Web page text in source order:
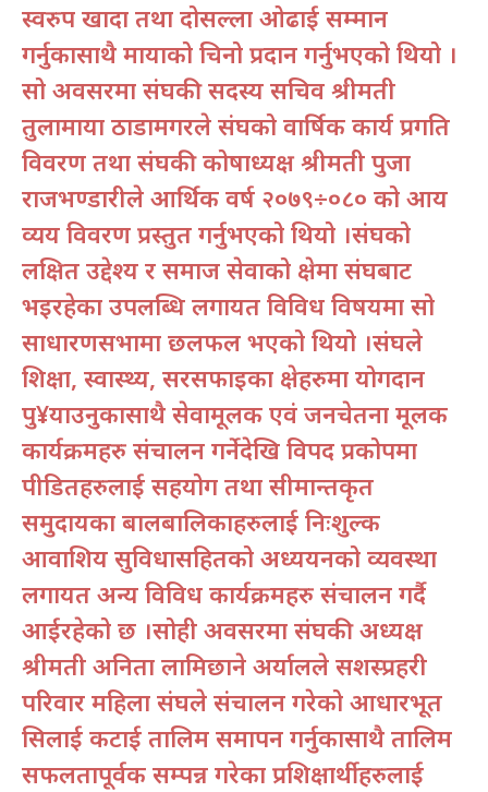
स्वरुप खादा तथा दोसल्ला ओढाई सम्मान
गर्नुकासाथै मायाको चिनो प्रदान गर्नुभएको थियो ।
सो अवसरमा संघकी सदस्य सचिव श्रीमती
तुलामाया ठाडामगरले संघको वार्षिक कार्य प्रगति
विवरण तथा संघकी कोषाध्यक्ष श्रीमती पुजा
राजभण्डारीले आर्थिक वर्ष २०७९÷०८० को आय
व्यय विवरण प्रस्तुत गर्नुभएको थियो ।संघको
लक्षित उद्देश्य र समाज सेवाको क्षेत्रमा संघबाट
भइरहेका उपलब्धि लगायत विविध विषयमा सो
साधारणसभामा छलफल भएको थियो ।संघले
शिक्षा, स्वास्थ्य, सरसफाइका क्षेत्रहरुमा योगदान
पु¥याउनुकासाथै सेवामूलक एवं जनचेतना मूलक
कार्यक्रमहरु संचालन गर्नेदेखि विपद प्रकोपमा
पीडितहरुलाई सहयोग तथा सीमान्तकृत
समुदायका बालबालिकाहरुलाई निःशुल्क
आवाशिय सुविधासहितको अध्ययनको व्यवस्था
लगायत अन्य विविध कार्यक्रमहरु संचालन गर्दै
आईरहेको छ ।सोही अवसरमा संघकी अध्यक्ष
श्रीमती अनिता लामिछाने अर्यालले सशस्त्रप्रहरी
परिवार महिला संघले संचालन गरेको आधारभूत
सिलाई कटाई तालिम समापन गर्नुकासाथै तालिम
सफलतापूर्वक सम्पन्न गरेका प्रशिक्षार्थीहरुलाई